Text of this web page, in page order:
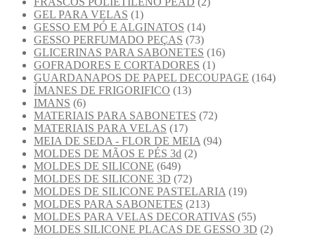
GEL PARA VELAS (1)
GESSO EM PÓ E ALGINATOS (14)
GESSO PERFUMADO PEÇAS (73)
GLICERINAS PARA SABONETES (16)
GOFRADORES E CORTADORES (1)
GUARDANAPOS DE PAPEL DECOUPAGE (164)
ÍMANES DE FRIGORIFICO (13)
IMANS (6)
MATERIAIS PARA SABONETES (72)
MATERIAIS PARA VELAS (17)
MEIA DE SEDA - FLOR DE MEIA (94)
MOLDES DE MÃOS E PÉS 3d (2)
MOLDES DE SILICONE (649)
MOLDES DE SILICONE 3D (72)
MOLDES DE SILICONE PASTELARIA (19)
MOLDES PARA SABONETES (213)
MOLDES PARA VELAS DECORATIVAS (55)
MOLDES SILICONE PLACAS DE GESSO 3D (2)